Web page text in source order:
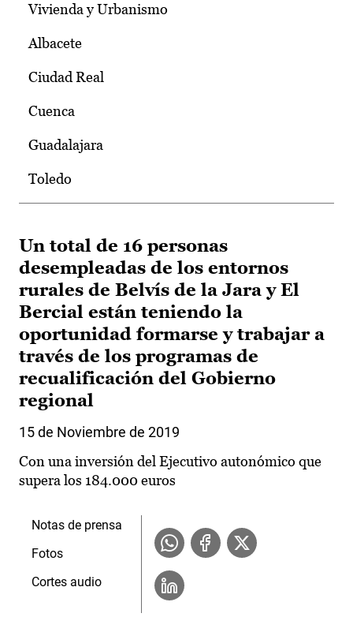
Vivienda y Urbanismo
Albacete
Ciudad Real
Cuenca
Guadalajara
Toledo
Un total de 16 personas
desempleadas de los entornos
rurales de Belvís de la Jara y El
Bercial están teniendo la
oportunidad formarse y trabajar a
través de los programas de
recualificación del Gobierno
regional
15 de Noviembre de 2019
Con una inversión del Ejecutivo autonómico que
supera los 184.000 euros
Notas de prensa
Fotos
Cortes audio